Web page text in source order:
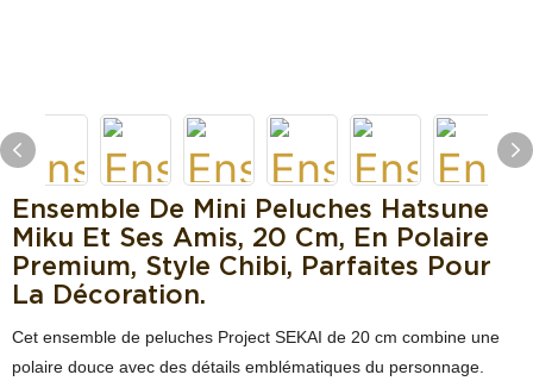
Ensemble De Mini Peluches Hatsune
Miku Et Ses Amis, 20 Cm, En Polaire
Premium, Style Chibi, Parfaites Pour
La Décoration.
Cet ensemble de peluches Project SEKAI de 20 cm combine une
polaire douce avec des détails emblématiques du personnage.